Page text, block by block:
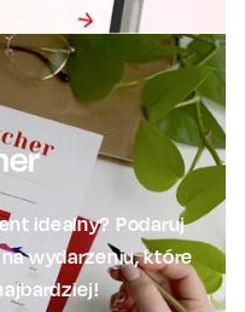
idealny? Podaruj
wydarzeniu, które